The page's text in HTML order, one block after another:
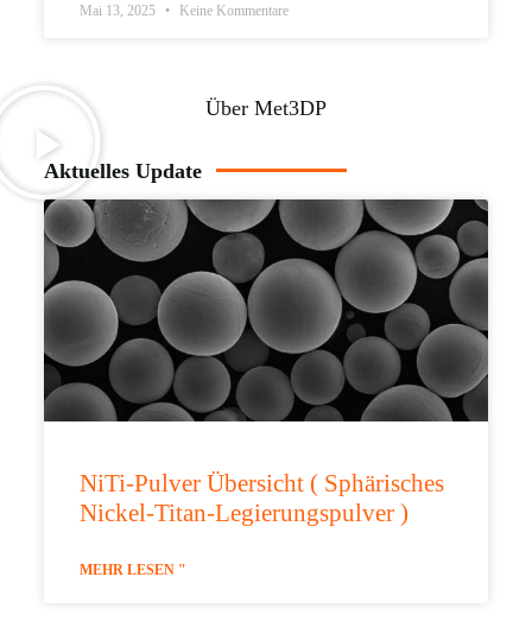
Mai 13, 2025 Keine Kommentare
Über Met3DP
Aktuelles Update
NiTi-Pulver Übersicht ( Sphärisches
Nickel-Titan-Legierungspulver )
MEHR LESEN "